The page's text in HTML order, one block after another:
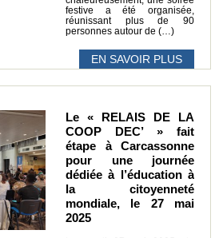
festive a été organisée,
réunissant plus de 90
personnes autour de (…)
EN SAVOIR PLUS
Le « RELAIS DE LA
COOP DEC’ » fait
étape à Carcassonne
pour une journée
dédiée à l’éducation à
la citoyenneté
mondiale, le 27 mai
2025